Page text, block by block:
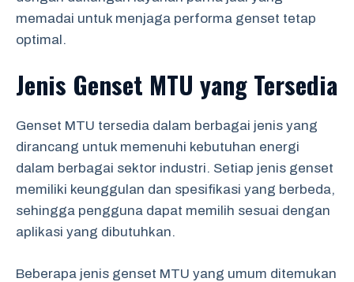
memadai untuk menjaga performa genset tetap
optimal.
Jenis Genset MTU yang Tersedia
Genset MTU tersedia dalam berbagai jenis yang
dirancang untuk memenuhi kebutuhan energi
dalam berbagai sektor industri. Setiap jenis genset
memiliki keunggulan dan spesifikasi yang berbeda,
sehingga pengguna dapat memilih sesuai dengan
aplikasi yang dibutuhkan.
Beberapa jenis genset MTU yang umum ditemukan